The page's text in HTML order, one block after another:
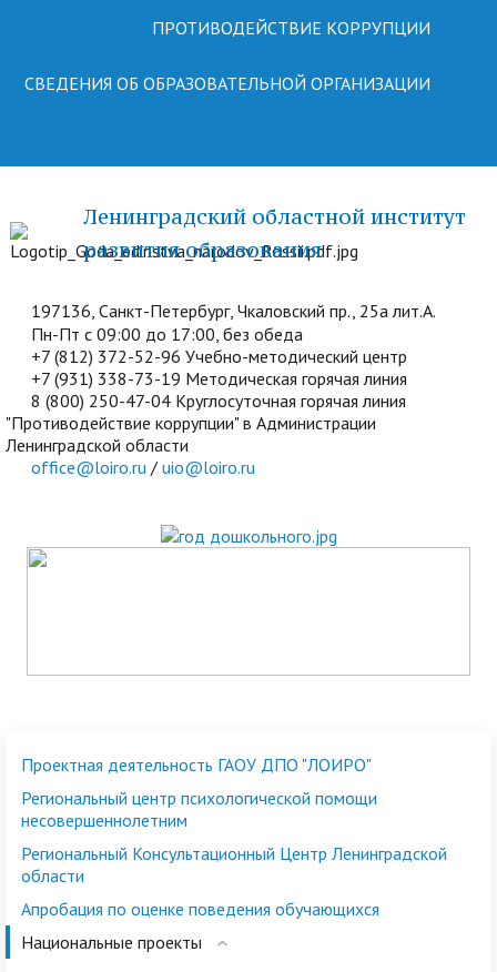
ПРОТИВОДЕЙСТВИЕ КОРРУПЦИИ
СВЕДЕНИЯ ОБ ОБРАЗОВАТЕЛЬНОЙ ОРГАНИЗАЦИИ
Ленинградский областной институт
развития образования
197136, Санкт-Петербург, Чкаловский пр., 25а лит.А.
Пн-Пт с 09:00 до 17:00, без обеда
+7 (812) 372-52-96 Учебно-методический центр
+7 (931) 338-73-19 Методическая горячая линия
8 (800) 250-47-04 Круглосуточная горячая линия
"Противодействие коррупции" в Администрации
Ленинградской области
office@loiro.ru / uio@loiro.ru
Проектная деятельность ГАОУ ДПО "ЛОИРО"
Региональный центр психологической помощи
несовершеннолетним
Региональный Консультационный Центр Ленинградской
области
Апробация по оценке поведения обучающихся
Национальные проекты